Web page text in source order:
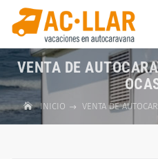
VENTA DE
INICIO VENTA DE